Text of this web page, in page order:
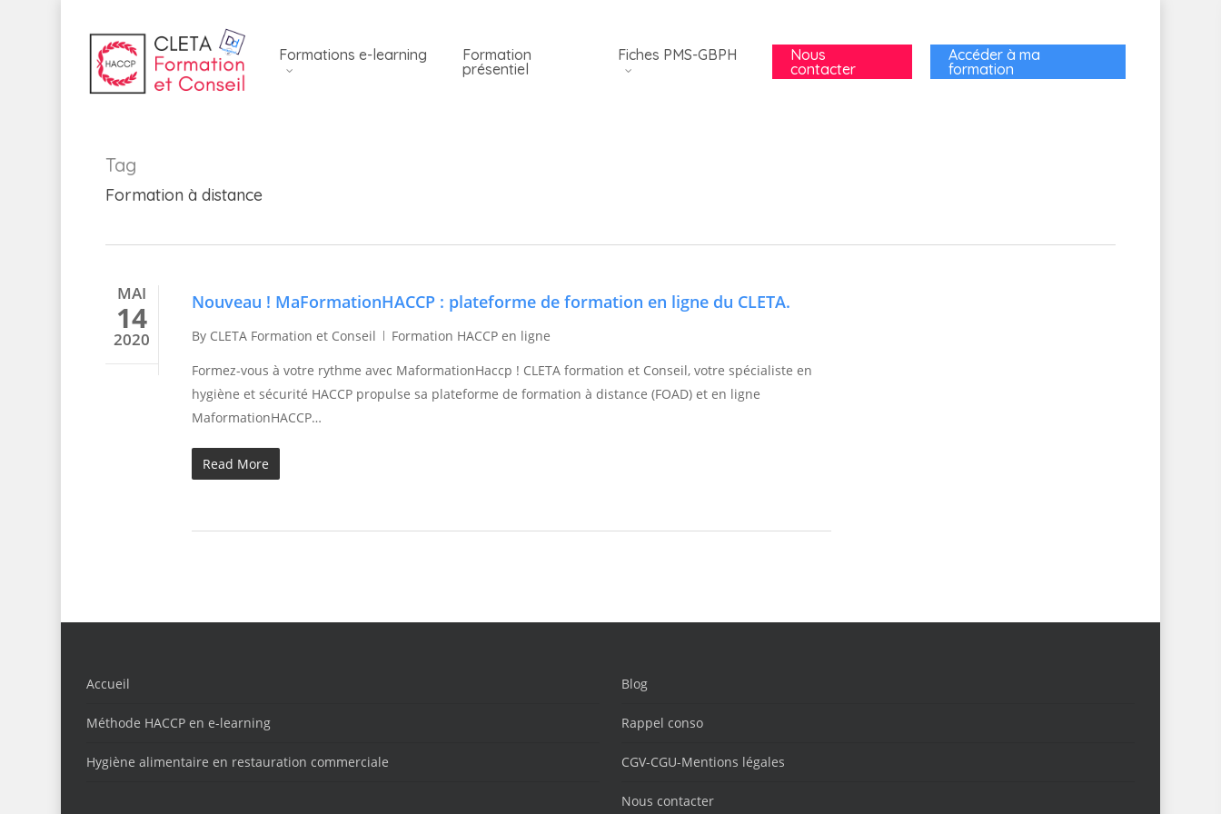
Formations e-learning
Formation
présentiel
Fiches PMS-GBPH
Nous
contacter
Accéder à ma
formation
Tag
Formation à distance
MAI
14
2020
Nouveau ! MaFormationHACCP : plateforme de formation en ligne du CLETA.
By CLETA Formation et Conseil
Formation HACCP en ligne
Formez-vous à votre rythme avec MaformationHaccp ! CLETA formation et Conseil, votre spécialiste en
hygiène et sécurité HACCP propulse sa plateforme de formation à distance (FOAD) et en ligne
MaformationHACCP…
Read More
Accueil
Méthode HACCP en e-learning
Hygiène alimentaire en restauration commerciale
Blog
Rappel conso
CGV-CGU-Mentions légales
Nous contacter